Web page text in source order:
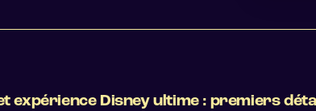
expérience Disney ultime : premiers